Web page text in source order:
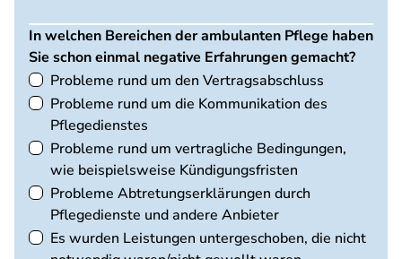
In welchen Bereichen der ambulanten Pflege haben
Sie schon einmal negative Erfahrungen gemacht?
Probleme rund um den Vertragsabschluss
Probleme rund um die Kommunikation des
Pflegedienstes
Probleme rund um vertragliche Bedingungen,
wie beispielsweise Kündigungsfristen
Probleme Abtretungserklärungen durch
Pflegedienste und andere Anbieter
Es wurden Leistungen untergeschoben, die nicht